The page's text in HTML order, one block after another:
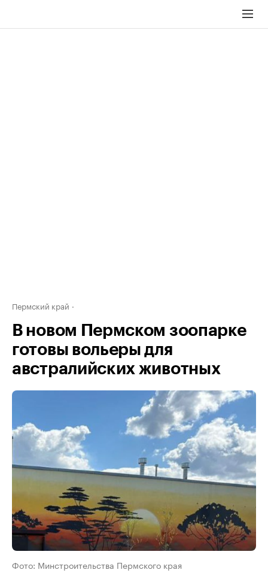
Пермский край
В новом Пермском зоопарке
готовы вольеры для
австралийских животных
Фото: Минстроительства Пермского края